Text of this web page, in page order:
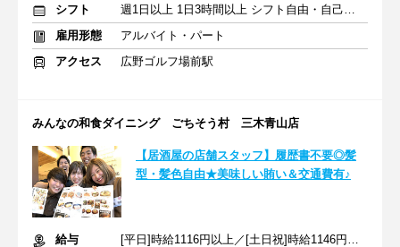
シフト
週1日以上 1日3時間以上 シフト自由・自己申告
雇用形態
アルバイト・パート
アクセス
広野ゴルフ場前駅
みんなの和食ダイニング ごちそう村 三木青山店
【居酒屋の店舗スタッフ】履歴書不要◎髪
型・髪色自由★美味しい賄い＆交通費有♪
給与
[平日]時給1116円以上／[土日祝]時給1146円以上+交通費支給